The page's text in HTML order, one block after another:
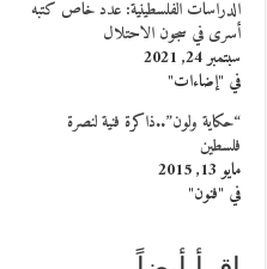
الدراسات الفلسطينية: عدد خاص كتبه
أسرى في سجون الاحتلال
سبتمبر 24, 2021
في "إضاءات"
“حكاية ولون”..ذاكرة فنية لنصرة
فلسطين
مايو 13, 2015
في "فنون"